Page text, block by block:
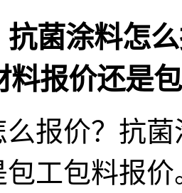
抗菌涂料怎
料报价还是
么报价？抗
工包料报价